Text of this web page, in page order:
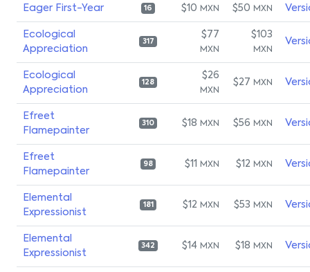
Eager First-Year 16 $10 MXN $50 MXN
Ecological
Appreciation
317
$77
MXN
$103
MXN
Ecological
Appreciation
128
$26
MXN
$27 MXN
Efreet
Flamepainter
310 $18 MXN $56 MXN
Efreet
Flamepainter
98 $11 MXN $12 MXN
Elemental
Expressionist
181 $12 MXN $53 MXN
Elemental
Expressionist
342 $14 MXN $18 MXN